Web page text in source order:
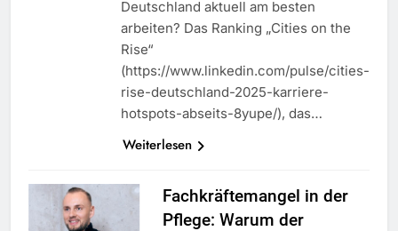
Deutschland aktuell am besten
arbeiten? Das Ranking „Cities on the
Rise“
(https://www.linkedin.com/pulse/cities-
rise-deutschland-2025-karriere-
hotspots-abseits-8yupe/), das…
Weiterlesen
Fachkräftemangel in der
Pflege: Warum der